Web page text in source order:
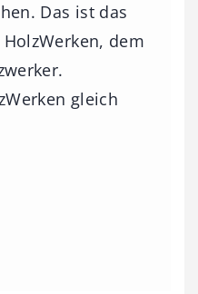
Das ist das
dem
gleich